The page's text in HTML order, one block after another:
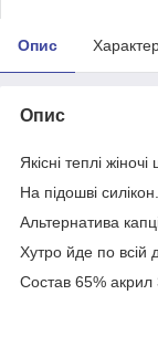
Опис
Опис
Якісні теплі
На підошві силікон.
Альтернатива
Хутро йде по всій
Состав 65%